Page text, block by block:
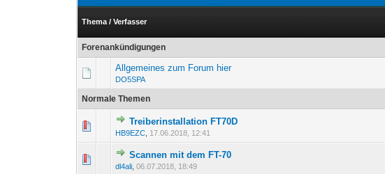
Thema /Verfasser
Forenankündigungen
Allgemeines zum Forum hier
DO5SPA
Normale Themen
Treiberinstallation FT70D
HB9EZC 17.06.2018, 12:41
Scannen mit dem FT-70
dl4ali ,06.07.2018, 18:49
0 Bewertung(en) - 0 von 5 durchschnittlich